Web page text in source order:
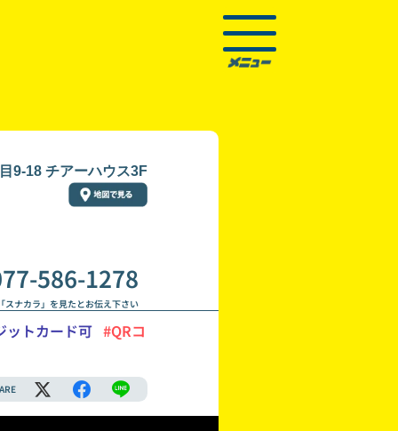
9-18 チアーハウス3F
586-1278
スナカラ」を見たとお伝え下さい
ットカード可 #QRコ